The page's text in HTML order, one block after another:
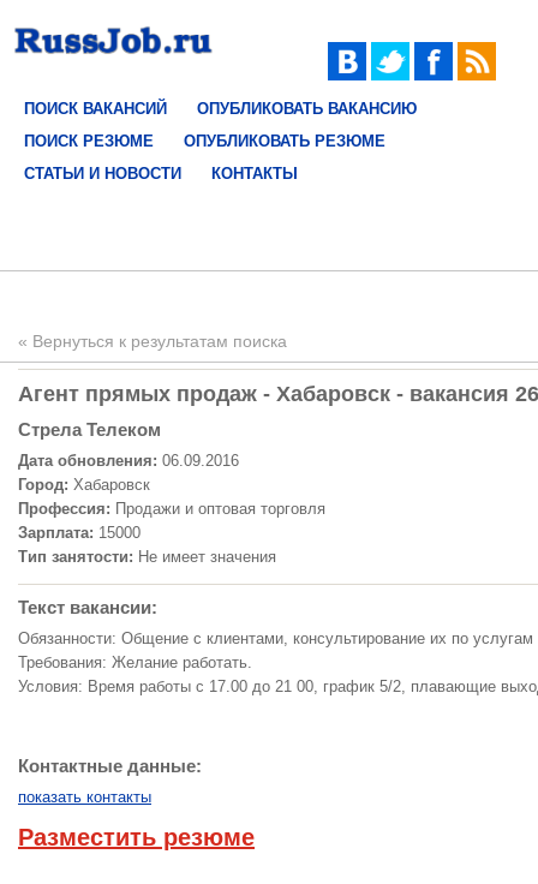
ПОИСК ВАКАНСИЙ
ОПУБЛИКОВАТЬ ВАКАНСИЮ
ПОИСК РЕЗЮМЕ
ОПУБЛИКОВАТЬ РЕЗЮМЕ
СТАТЬИ И НОВОСТИ
КОНТАКТЫ
« Вернуться к результатам поиска
Агент прямых продаж - Хабаровск - вакансия
Стрела Телеком
Дата обновления: 06.09.2016
Город: Хабаровск
Профессия: Продажи и оптовая торговля
Зарплата: 15000
Тип занятости: Не имеет значения
Текст вакансии:
Обязанности: Общение с клиентами, консультирование их по
Требования: Желание работать.
Условия: Время работы с 17.00 до 21 00, график 5/2, плавающие
Контактные данные:
показать контакты
Разместить резюме